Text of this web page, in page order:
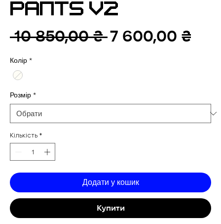
PANTS V2
10 850,00 ₴ Звичайна
7 600,00 ₴
Колір *
Розмір *
Кількість *
Додати у кошик
Купити